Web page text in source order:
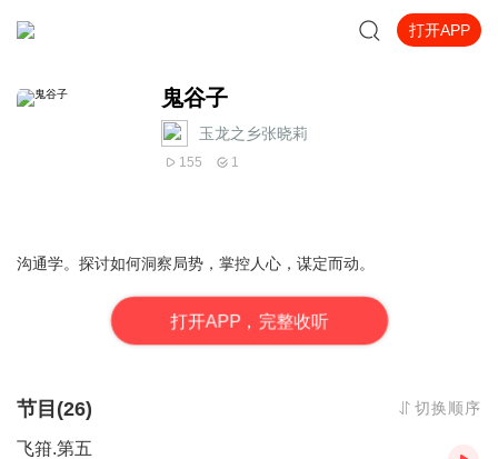
打开APP
鬼谷子
玉龙之乡张晓莉
155 1
沟通学。探讨如何洞察局势，掌控人心，谋定而动。
打开APP，完整收听
节目(26) 切换顺序
飞箝.第五